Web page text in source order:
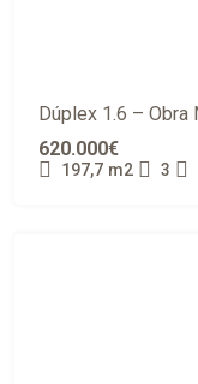
Dúplex 1.6 – Obra
620.000€
197,7 m2 3